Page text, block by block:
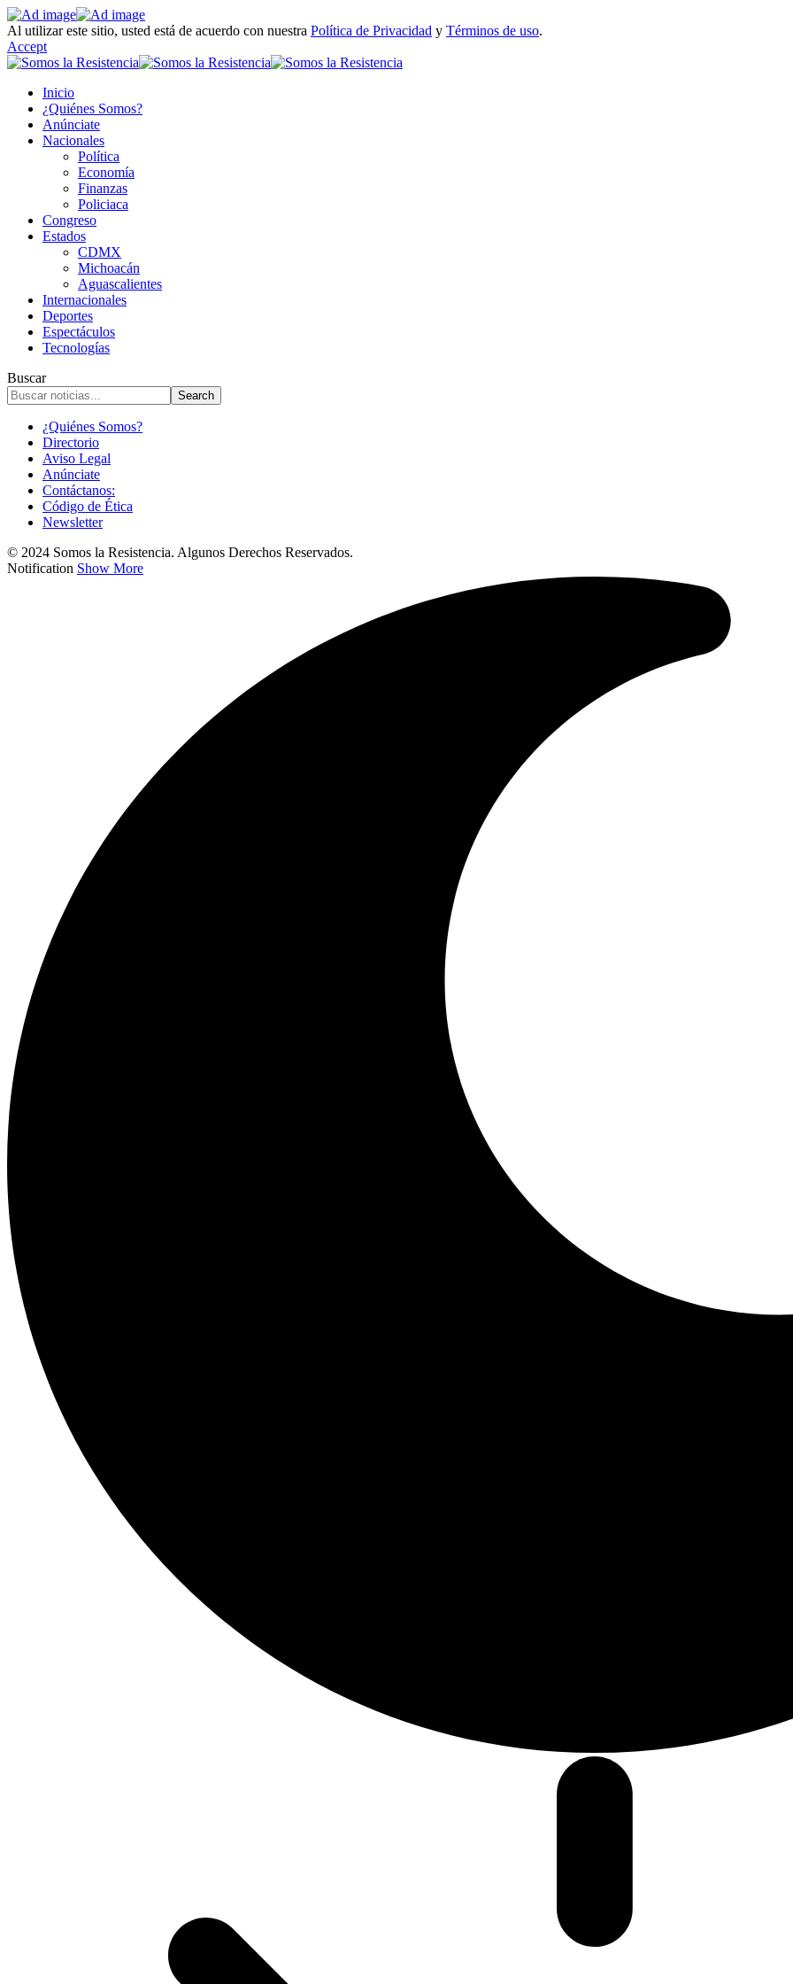
Al utilizar este sitio, usted está de acuerdo con nuestra Política de Privacidad y Términos de uso.
Accept
Inicio
¿Quiénes Somos?
Anúnciate
Nacionales
Política
Economía
Finanzas
Policiaca
Congreso
Estados
CDMX
Michoacán
Aguascalientes
Internacionales
Deportes
Espectáculos
Tecnologías
Buscar
¿Quiénes Somos?
Directorio
Aviso Legal
Anúnciate
Contáctanos:
Código de Ética
Newsletter
© 2024 Somos la Resistencia. Algunos Derechos Reservados.
Notification Show More